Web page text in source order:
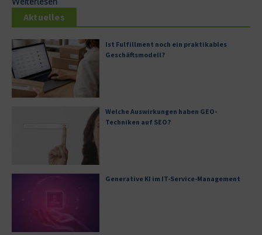
Aktuelles
Ist Fulfillment noch ein praktikables
Geschäftsmodell?
Welche Auswirkungen haben GEO-
Techniken auf SEO?
Generative KI im IT-Service-Management